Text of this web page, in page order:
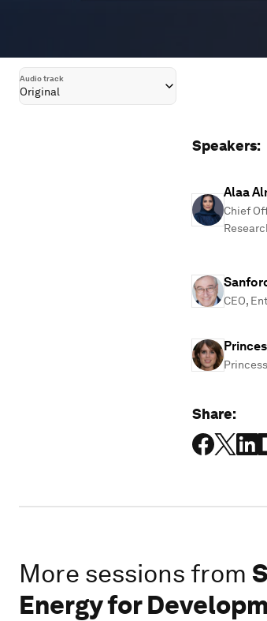
Audio track
Original
Speakers:
Alaa
Chief
CEO,
Share:
More sessions from
Energy for